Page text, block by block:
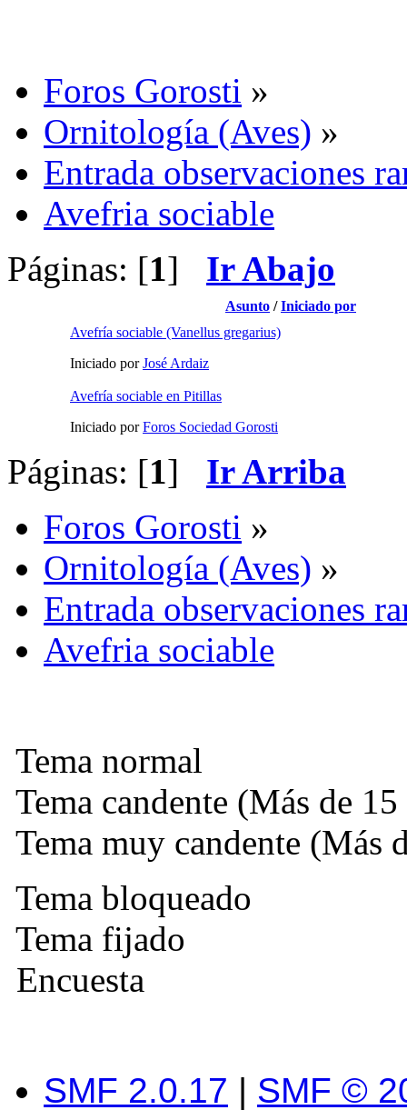
Foros Gorosti »
Ornitología (Aves) »
Entrada observaciones
Avefria sociable
Páginas: [1] Ir Abajo
Asunto /Iniciado por
Avefría sociable (Vanellus gregarius)
Iniciado porJosé Ardaiz
Avefría sociable en Pitillas
Iniciado porForos Sociedad Gorosti
Páginas: [1] Ir Arriba
Foros Gorosti »
Ornitología (Aves) »
Entrada observaciones
Avefria sociable
Tema normal
Tema candente (Más de 15
Tema muy candente (Más
Tema bloqueado
Tema fijado
Encuesta
SMF 2.0.17 | SMF ©